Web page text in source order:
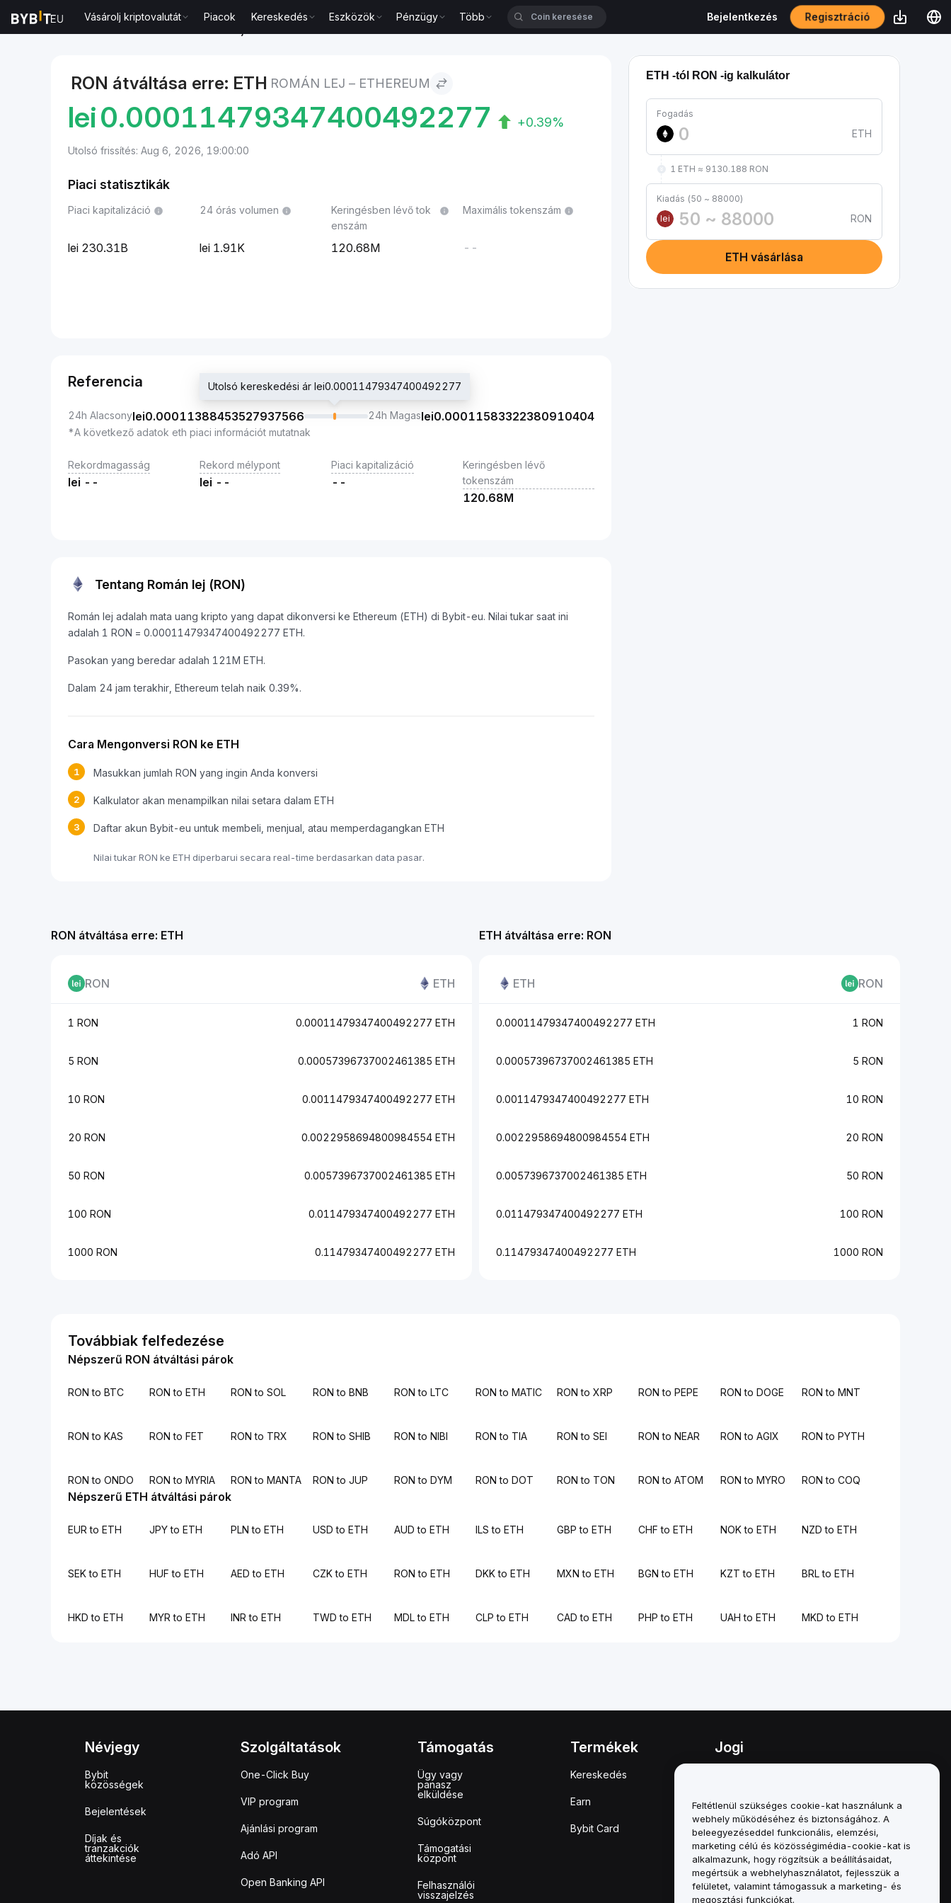
Vásárolj kriptovalutát Piacok Kereskedés Eszközök Pénzügy Több Bejelentkezés Regisztráció
RON átváltása erre: ETH ROMÁN LEJ – ETHEREUM
lei0.00011479347400492277 +0.39%
Utolsó frissítés: Aug 6, 2026, 19:00:00
Piaci statisztikák
Piaci kapitalizáció
230.31B
24 órás volumen
1.91K
Keringésben lévő tok
enszám
120.68M
Maximális tokenszám
--
Referencia
24h Alacsonylei0.00011388453527937566
Utolsó kereskedési ár lei0.00011479347400492277
24h Magaslei0.00011583322380910404
*A következő adatok eth piaci információt mutatnak
Rekordmagasság
lei --
Rekord mélypont
lei --
Piaci kapitalizáció
--
Keringésben lévő
tokenszám
120.68M
Tentang Román lej (RON)
Román lej adalah mata uang kripto yang dapat dikonversi ke Ethereum (ETH) di Bybit-eu. Nilai tukar saat ini
adalah 1 RON = 0.00011479347400492277 ETH.
Pasokan yang beredar adalah 121M ETH.
Dalam 24 jam terakhir, Ethereum telah naik 0.39%.
Cara Mengonversi RON ke ETH
1 Masukkan jumlah RON yang ingin Anda konversi
2 Kalkulator akan menampilkan nilai setara dalam ETH
3 Daftar akun Bybit-eu untuk membeli, menjual, atau memperdagangkan ETH
Nilai tukar RON ke ETH diperbarui secara real-time berdasarkan data pasar.
ETH -tól RON -ig kalkulátor
Fogadás
ETH
1 ETH ≈ 9130.188 RON
Kiadás (50 ~ 88000)
lei
RON
ETH vásárlása
ETH átváltása erre: RON
ETH RON
0.00011479347400492277 ETH 1 RON
0.00057396737002461385 ETH 5 RON
0.0011479347400492277 ETH 10 RON
0.0022958694800984554 ETH 20 RON
0.0057396737002461385 ETH 50 RON
0.011479347400492277 ETH 100 RON
0.11479347400492277 ETH 1000 RON
RON átváltása erre: ETH
RON ETH
1 RON 0.00011479347400492277 ETH
5 RON 0.00057396737002461385 ETH
10 RON 0.0011479347400492277 ETH
20 RON 0.0022958694800984554 ETH
50 RON 0.0057396737002461385 ETH
100 RON 0.011479347400492277 ETH
1000 RON 0.11479347400492277 ETH
Továbbiak felfedezése
Népszerű RON átváltási párok
RON to BTC RON to ETH RON to SOL RON to BNB RON to LTC RON to MATIC RON to XRP RON to PEPE RON to DOGE RON to MNT
RON to KAS RON to FET RON to TRX RON to SHIB RON to NIBI RON to TIA RON to SEI RON to NEAR RON to AGIX RON to PYTH
RON to ONDO RON to MYRIA RON to MANTA RON to JUP RON to DYM RON to DOT RON to TON RON to ATOM RON to MYRO RON to COQ
Népszerű ETH átváltási párok
EUR to ETH JPY to ETH PLN to ETH USD to ETH AUD to ETH ILS to ETH GBP to ETH CHF to ETH NOK to ETH NZD to ETH
SEK to ETH HUF to ETH AED to ETH CZK to ETH RON to ETH DKK to ETH MXN to ETH BGN to ETH KZT to ETH BRL to ETH
HKD to ETH MYR to ETH INR to ETH TWD to ETH MDL to ETH CLP to ETH CAD to ETH PHP to ETH UAH to ETH MKD to ETH
Névjegy
Bybit
közösségek
Bejelentések
Díjak és
tranzakciók
áttekintése
Szolgáltatások
One-Click Buy
VIP program
Ajánlási program
Adó API
Open Banking API
Támogatás
Ügy vagy
panasz
elküldése
Súgóközpont
Támogatási
központ
Felhasználói
visszajelzés
Termékek
Kereskedés
Earn
Bybit Card
Jogi
A letétkezelési és
adminisztrációs szabályzat
összefoglalója
ESG-információk
Crypto-Asset White Papers
Feltétlenül szükséges cookie-kat használunk a
webhely működéséhez és biztonságához. A
beleegyezéseddel funkcionális, elemzési,
marketing célú és közösségimédia-cookie-kat is
alkalmazunk, hogy rögzítsük a beállításaidat,
megértsük a webhelyhasználatot, fejlesszük a
felületet, valamint támogassuk a marketing- és
megosztási funkciókat.